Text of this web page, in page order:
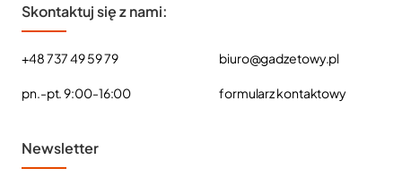
Skontaktuj się z nami:
+48 737 49 59 79
pn.-pt. 9:00-16:00
biuro@gadzetowy.pl
formularz kontaktowy
Newsletter